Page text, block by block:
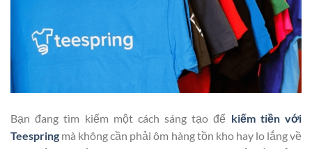
Bạn đang tìm kiếm một cách sáng tạo để kiếm tiền với
Teespring mà không cần phải ôm hàng tồn kho hay lo lắng về